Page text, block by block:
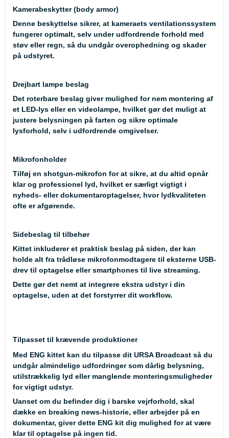
Kamerabeskytter (body armor)
Denne beskyttelse sikrer, at kameraets ventilationssystem
fungerer optimalt, selv under udfordrende forhold med
støv eller regn, så du undgår overophedning og skader
på udstyret.
Drejbart lampe beslag
Det roterbare beslag giver mulighed for nem montering af
et LED-lys eller en videolampe, hvilket gør det muligt at
justere belysningen på farten og sikre optimale
lysforhold, selv i udfordrende omgivelser.
Mikrofonholder
Tilføj en shotgun-mikrofon for at sikre, at du altid opnår
klar og professionel lyd, hvilket er særligt vigtigt i
nyheds- eller dokumentaroptagelser, hvor lydkvaliteten
ofte er afgørende.
Sidebeslag til tilbehør
Kittet inkluderer et praktisk beslag på siden, der kan
holde alt fra trådløse mikrofonmodtagere til eksterne USB-
drev til optagelse eller smartphones til live streaming.
Dette gør det nemt at integrere ekstra udstyr i din
optagelse, uden at det forstyrrer dit workflow.
Tilpasset til krævende produktioner
Med ENG kittet kan du tilpasse dit URSA Broadcast så du
undgår almindelige udfordringer som dårlig belysning,
utilstrækkelig lyd eller manglende monteringsmuligheder
for vigtigt udstyr.
Uanset om du befinder dig i barske vejrforhold, skal
dække en breaking news-historie, eller arbejder på en
dokumentar, giver dette ENG kit dig mulighed for at være
klar til optagelse på ingen tid.